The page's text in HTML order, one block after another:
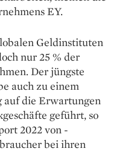
EY.
Geldinstituten
nur 25 % der
Der jüngste
auch zu einem
auf die Erwartungen
geführt, so
2022 von
bei ­ihren